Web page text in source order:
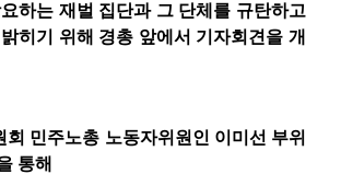
하는 재벌 집단과 그 단체를 규탄하고
히기 위해 경총 앞에서 기자회견을 개
회 민주노총 노동자위원인 이미선 부위
통해